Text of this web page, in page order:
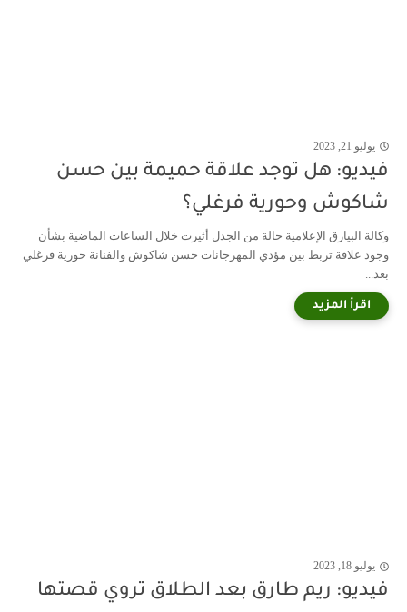
يوليو 21, 2023
فيديو: هل توجد علاقة حميمة بين حسن
شاكوش وحورية فرغلي؟
وكالة البيارق الإعلامية حالة من الجدل أثيرت خلال الساعات الماضية بشأن
وجود علاقة تربط بين مؤدي المهرجانات حسن شاكوش والفنانة حورية فرغلي
بعد...
يوليو 18, 2023
فيديو: ريم طارق بعد الطلاق تروي قصتها